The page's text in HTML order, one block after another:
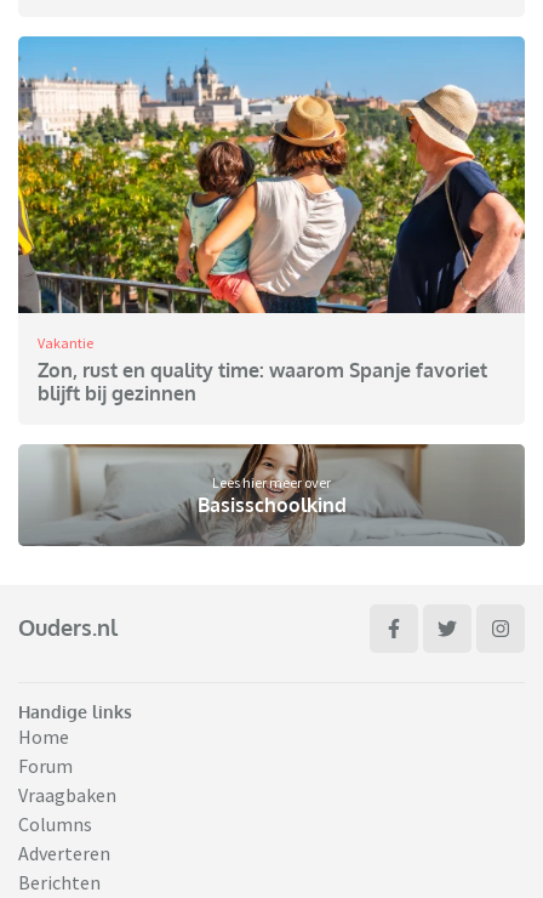
Vakantie
Zon, rust en quality time: waarom Spanje favoriet
blijft bij gezinnen
Lees hier meer over
Basisschoolkind
Ouders.nl
Handige links
Home
Forum
Vraagbaken
Columns
Adverteren
Berichten